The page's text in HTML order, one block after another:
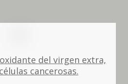
del virgen extra,
cancerosas.